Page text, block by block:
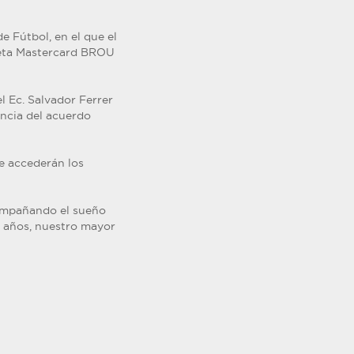
Fútbol, en el que el
Mastercard BROU
Ec. Salvador Ferrer
del acuerdo
accederán los
el sueño
años, nuestro mayor